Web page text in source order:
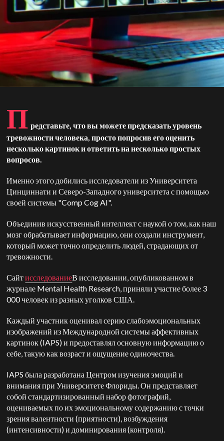
П редставьте, что вы можете предсказать уровень
тревожности человека, просто попросив его оценить
несколько картинок и ответить на несколько простых
вопросов.
Именно этого добились исследователи из Университета
Цинциннати и Северо-Западного университета с помощью
своей системы "Comp Cog AI".
Объединив искусственный интеллект с наукой о том, как наш
мозг обрабатывает информацию, они создали инструмент,
который может точно определить людей, страдающих от
тревожности.
СайтисследованиеВ исследовании, опубликованном в
журнале Mental Health Research, приняли участие более 3
000 человек из разных уголков США.
Каждый участник оценивал серию слабоэмоциональных
изображений из Международной системы аффективных
картинок (IAPS) и предоставлял основную информацию о
себе, такую как возраст и ощущение одиночества.
IAPS была разработана Центром изучения эмоций и
внимания при Университете Флориды. Он представляет
собой стандартизированный набор фотографий,
оцениваемых по их эмоциональному содержанию с точки
зрения валентности (приятности), возбуждения
(интенсивности) и доминирования (контроля).